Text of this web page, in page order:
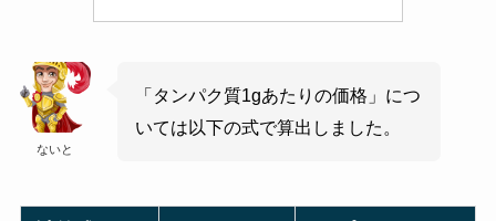
ないと
「タンパク質1gあたりの価格」につ
いては以下の式で算出しました。